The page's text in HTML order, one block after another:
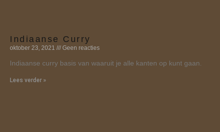
Indiaanse Curry
oktober 23, 2021 Geen reacties
Indiaanse curry basis van waaruit je alle kanten op kunt gaan.
Lees verder »